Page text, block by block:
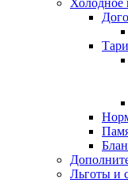
Холодное
Льготы и